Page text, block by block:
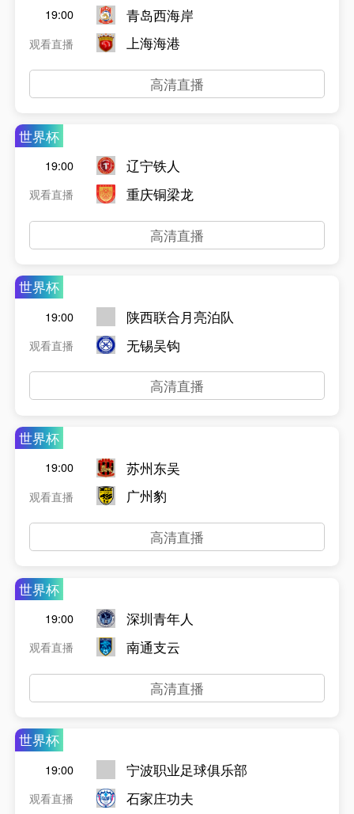
19:00
观看直播
青岛西海岸
上海海港
高清直播
世界杯
19:00
观看直播
辽宁铁人
重庆铜梁龙
高清直播
世界杯
19:00
观看直播
陕西联合月亮泊队
无锡吴钩
高清直播
世界杯
19:00
观看直播
苏州东吴
广州豹
高清直播
世界杯
19:00
观看直播
深圳青年人
南通支云
高清直播
世界杯
19:00
观看直播
宁波职业足球俱乐部
石家庄功夫